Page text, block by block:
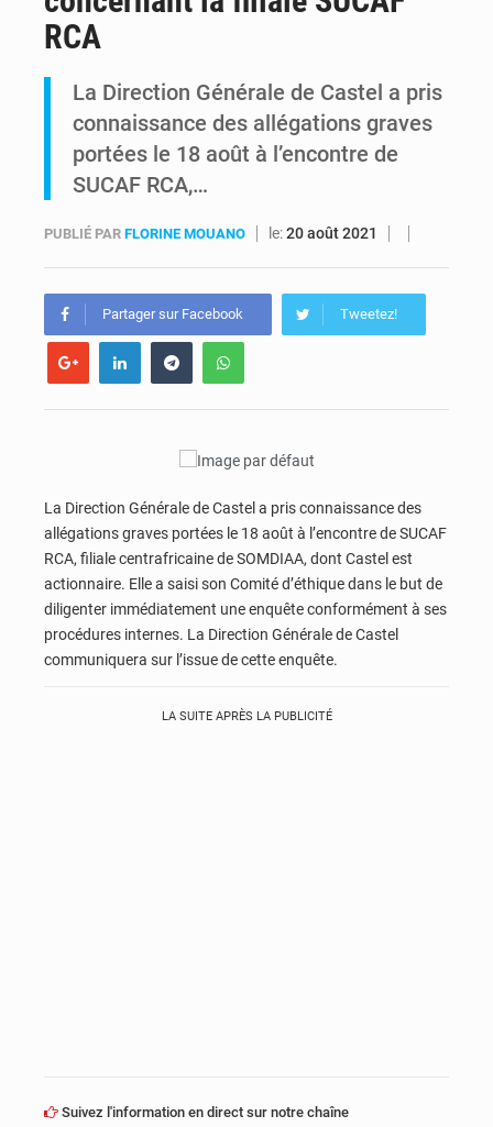
Ebola Bundibugyo : Tshisekedi mobilise le Gouvernement, l’OMS et Africa CDC pour renforcer la riposte
RCA
La Direction Générale de Castel a pris
connaissance des allégations graves
portées le 18 août à l’encontre de
SUCAF RCA,…
PUBLIÉ PAR FLORINE MOUANO le:20 août 2021
Partager sur Facebook Tweetez!
La Direction Générale de Castel a pris connaissance des
allégations graves portées le 18 août à l’encontre de SUCAF
RCA, filiale centrafricaine de SOMDIAA, dont Castel est
actionnaire. Elle a saisi son Comité d’éthique dans le but de
diligenter immédiatement une enquête conformément à ses
procédures internes. La Direction Générale de Castel
communiquera sur l’issue de cette enquête.
LA SUITE APRÈS LA PUBLICITÉ
Suivez l'information en direct sur notre chaîne